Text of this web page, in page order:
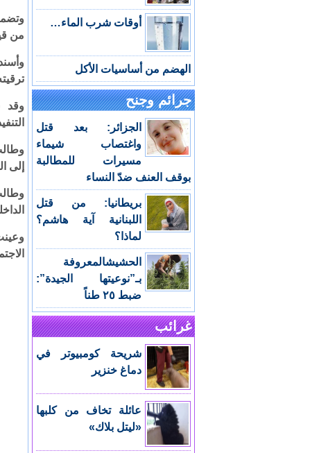
أوقات شرب الماء…
الهضم من أساسيات الأكل
جرائم وجنح
الجزائر: بعد قتل
واغتصاب شيماء
مسيرات للمطالبة
بوقف العنف ضدّ النساء
بريطانيا: من قتل
اللبنانية آية هاشم؟
لماذا؟
الحشيشالمعروفة
بـ”نوعيتها الجيدة”:
ضبط ٢٥ طناً
غرائب
شريحة كومبيوتر في
دماغ خنزير
عائلة تخاف من كلبها
«ليتل بلاك»
من
وقد
إلى